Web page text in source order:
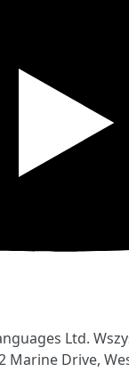
Ltd.
Marine Drive,